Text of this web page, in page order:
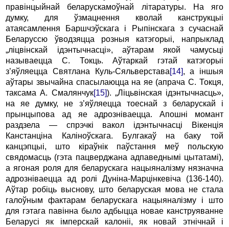
правінцыйнай беларускамоўнай літаратуры. На яго
думку, для ўзмацнення кволай канструкцыі
атаясамлення Баршчэўскага i Рыпінскага з сучаснай
Беларуссю ўводзяцца розныя катэгорыі, напрыклад
„ліцвінскай ідэнтычнасці», аўтарам якой чамусьці
называецца С. Токць. Аўтаркай гэтай катэгорыі
з’яўляецца Святлана Куль-Сяльверстава[14], a іншыя
аўтары звычайна спасылаюцца на яе (апрача С. Токця,
таксама A. Смалянчук[15]). „Ліцьвінская ідэнтычнасць»,
на яе думку, не з’яўляецца тоеснай з беларускай i
прынцыпова ад яе адрозніваецца. Апошні момант
раздзела — спрэчкі вакол ідэнтычнасці Вікенція
Канстанціна Каліноўскага. Булгакаў на баку той
канцэпцыі, што кіраўнік паўстання меў польскую
свядомасць (гэта пацверджана адпаведнымі цытатамі),
а ягоная роля для беларускага нацыяналізму нязначна
адрозніваецца ад ролі Дуніна-Марцінкевіча (136-140).
Аўтар робіць выснову, што беларуская мова не стала
галоўным фактарам беларускага нацыяналізму i што
для гэтага павінна было адбыцца новае канструяванне
Беларусі як імперскай калоніі, як новай этнічнай i